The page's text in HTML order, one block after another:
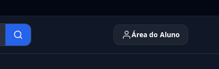
Área do Aluno